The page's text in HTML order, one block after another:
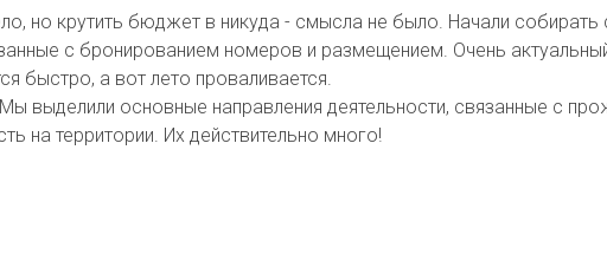
но крутить бюджет в никуда - смысла не было. Начали собирать
с бронированием номеров и размещением. Очень
быстро, а вот лето проваливается.
выделили основные направления деятельности, связанные с
на территории. Их действительно много!